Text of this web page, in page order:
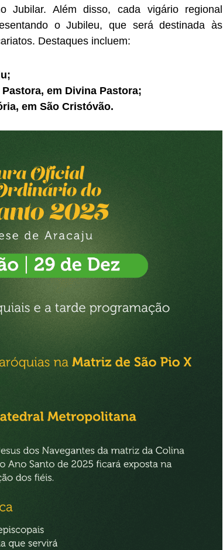
Jubilar. Além disso, cada vigário regional
o Jubileu, que será destinada às
Destaques incluem:
em Divina Pastora;
em São Cristóvão.